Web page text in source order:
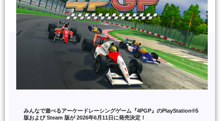
みんなで遊べるアーケードレーシングゲーム『4PGP』のPlayStation®5
版および Steam 版が 2026年6月11日に発売決定！